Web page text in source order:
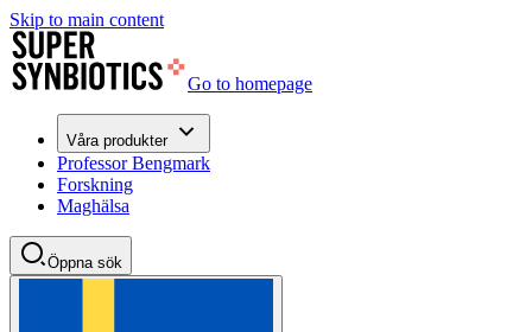
Skip to main content
Go to homepage
Våra produkter
Professor Bengmark
Forskning
Maghälsa
Öppna sök